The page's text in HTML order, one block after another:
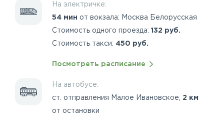
На электричке:
54 мин от вокзала: Москва Белорусская
Стоимость одного проезда: 132 руб.
Стоимость такси: 450 руб.
Посмотреть расписание
На автобусе:
ст. отправления Малое Ивановское, 2 км
от остановки